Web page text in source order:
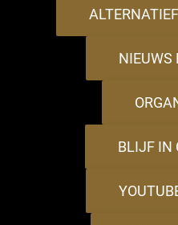
NIEUWS
BLIJF IN